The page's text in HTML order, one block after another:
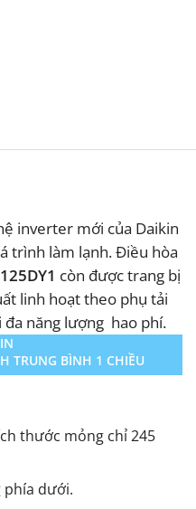
inverter mới của Daikin
trình làm lạnh. Điều hòa
còn được trang bị
linh hoạt theo phụ tải
năng lượng hao phí.
TRUNG BÌNH 1 CHIỀU
thước mỏng chỉ 245
phía dưới.